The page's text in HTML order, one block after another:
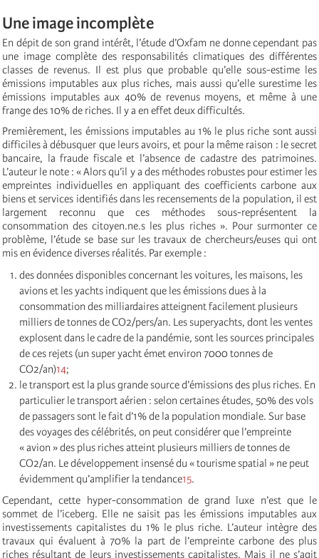
Une image incomplète
En dépit de son grand intérêt, l’étude d’Oxfam ne donne cependant pas
une image complète des responsabilités climatiques des différentes
classes de revenus. Il est plus que probable qu’elle sous-estime les
émissions imputables aux plus riches, mais aussi qu’elle surestime les
émissions imputables aux 40% de revenus moyens, et même à une
frange des 10% de riches. Il y a en effet deux difficultés.
Premièrement, les émissions imputables au 1% le plus riche sont aussi
difficiles à débusquer que leurs avoirs, et pour la même raison : le secret
bancaire, la fraude fiscale et l’absence de cadastre des patrimoines.
L’auteur le note : « Alors qu’il y a des méthodes robustes pour estimer les
empreintes individuelles en appliquant des coefficients carbone aux
biens et services identifiés dans les recensements de la population, il est
largement reconnu que ces méthodes sous-représentent la
consommation des citoyen.ne.s les plus riches ». Pour surmonter ce
problème, l’étude se base sur les travaux de chercheurs/euses qui ont
mis en évidence diverses réalités. Par exemple :
des données disponibles concernant les voitures, les maisons, les
avions et les yachts indiquent que les émissions dues à la
consommation des milliardaires atteignent facilement plusieurs
milliers de tonnes de CO2/pers/an. Les superyachts, dont les ventes
explosent dans le cadre de la pandémie, sont les sources principales
de ces rejets (un super yacht émet environ 7000 tonnes de
CO2/an)14;
le transport est la plus grande source d’émissions des plus riches. En
particulier le transport aérien : selon certaines études, 50% des vols
de passagers sont le fait d’1% de la population mondiale. Sur base
des voyages des célébrités, on peut considérer que l’empreinte
« avion » des plus riches atteint plusieurs milliers de tonnes de
CO2/an. Le développement insensé du « tourisme spatial » ne peut
évidemment qu’amplifier la tendance15.
Cependant, cette hyper-consommation de grand luxe n’est que le
sommet de l’iceberg. Elle ne saisit pas les émissions imputables aux
investissements capitalistes du 1% le plus riche. L’auteur intègre des
travaux qui évaluent à 70% la part de l’empreinte carbone des plus
riches résultant de leurs investissements capitalistes. Mais il ne s’agit